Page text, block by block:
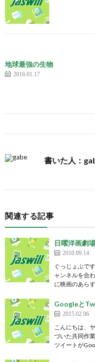
地球最強の生物
2016.01.17
書いた人：
関連する記事
日曜洋画劇場
2010.09.14
ぐっじょぶで
ャンネルを合
に映画のあら
Googleと
2015.02.06
こんにちは、
づいた共同作
ツイートが